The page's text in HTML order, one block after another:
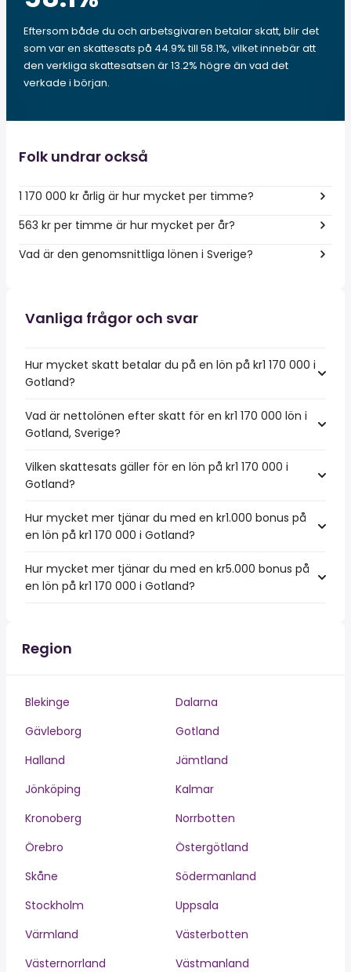
Eftersom både du och arbetsgivaren betalar skatt, blir det
som var en skattesats på 44.9% till 58.1%, vilket innebär att
den verkliga skattesatsen är 13.2% högre än vad det
verkade i början.
Folk undrar också
1 170 000 kr årlig är hur mycket per timme?
563 kr per timme är hur mycket per år?
Vad är den genomsnittliga lönen i Sverige?
Vanliga frågor och svar
Hur mycket skatt betalar du på en lön på kr1 170 000 i
Gotland?
Vad är nettolönen efter skatt för en kr1 170 000 lön i
Gotland, Sverige?
Vilken skattesats gäller för en lön på kr1 170 000 i
Gotland?
Hur mycket mer tjänar du med en kr1.000 bonus på
en lön på kr1 170 000 i Gotland?
Hur mycket mer tjänar du med en kr5.000 bonus på
en lön på kr1 170 000 i Gotland?
Region
Blekinge
Dalarna
Gävleborg
Gotland
Halland
Jämtland
Jönköping
Kalmar
Kronoberg
Norrbotten
Örebro
Östergötland
Skåne
Södermanland
Stockholm
Uppsala
Värmland
Västerbotten
Västernorrland
Västmanland